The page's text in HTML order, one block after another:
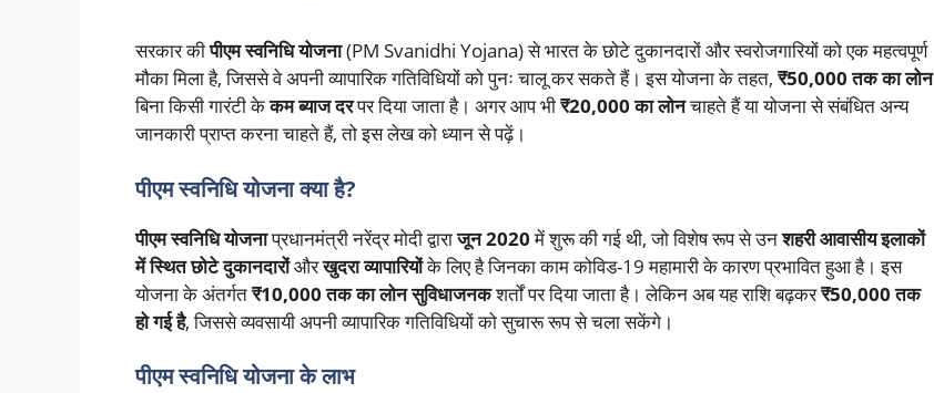
सरकार कीपीएम स्वनिधि योजना(PM Svanidhi Yojana) से भारत के छोटे दुकानदारों और स्वरोजगारियों को एक महत्वपूर्ण
मौका मिला है, जिससे वे अपनी व्यापारिक गतिविधियों को पुनः चालू कर सकते हैं। इस योजना के तहत, ₹50,000 तक का लोन
बिना किसी गारंटी केकम ब्याज दरपर दिया जाता है। अगर आप भी₹20,000 का लोनचाहते हैं या योजना से संबंधित अन्य
जानकारी प्राप्त करना चाहते हैं, तो इस लेख को ध्यान से पढ़ें।
पीएम स्वनिधि योजना क्या है?
पीएम स्वनिधि योजनाप्रधानमंत्री नरेंद्र मोदी द्वाराजून 2020में शुरू की गई थी, जो विशेष रूप से उनशहरी आवासीय इलाकों
में स्थित छोटे दुकानदारोंऔरखुदरा व्यापारियोंके लिए है जिनका काम कोविड-19 महामारी के कारण प्रभावित हुआ है। इस
योजना के अंतर्गत₹10,000 तक का लोनसुविधाजनकशर्तों पर दिया जाता है। लेकिन अब यह राशि बढ़कर₹50,000 तक
हो गई है, जिससे व्यवसायी अपनी व्यापारिक गतिविधियों को सुचारू रूप से चला सकेंगे।
पीएम स्वनिधि योजना के लाभ